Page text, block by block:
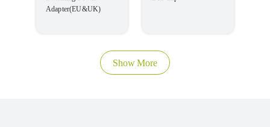
Adapter(EU&UK)
Show More